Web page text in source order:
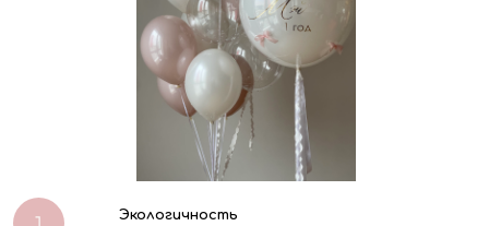
Экологичность